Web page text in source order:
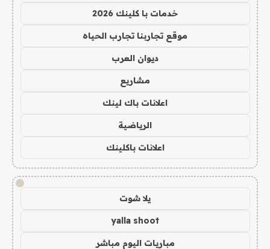
خدمات با كلينك 2026
موقع تجاربنا تجارب الحياه
ديوان العرب
مشاريع
اعلانات باك لينك
الرياضية
اعلانات باكلينك
!
يلا شوت
yalla shoot
مباريات اليوم مباشر